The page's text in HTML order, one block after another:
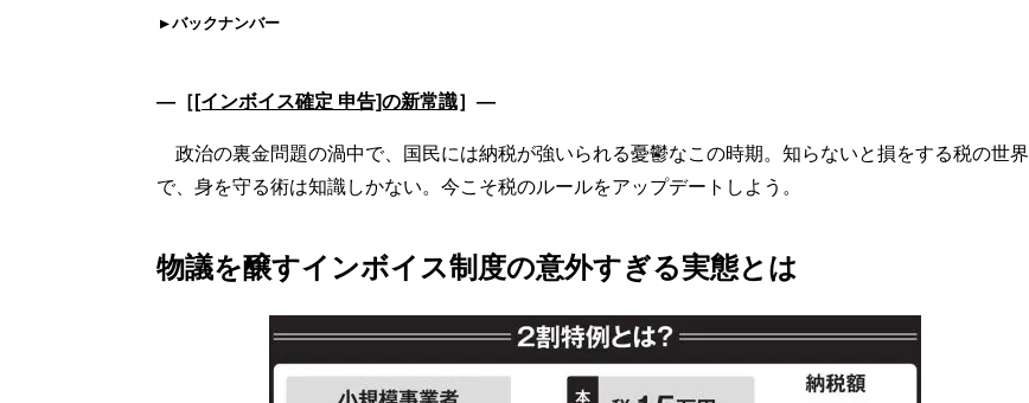
バックナンバー
―［ [インボイス確定 申告]の新常識］―
政治の裏金問題の渦中で、国民には納税が強いられる憂鬱なこの時期。知らないと損をする税の世界
で、身を守る術は知識しかない。今こそ税のルールをアップデートしよう。
物議を醸すインボイス制度の意外すぎる実態とは